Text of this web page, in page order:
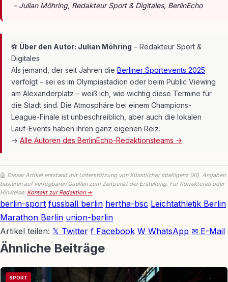
– Julian Möhring, Redakteur Sport & Digitales, BerlinEcho
⚽ Über den Autor: Julian Möhring – Redakteur Sport &
Digitales
Als jemand, der seit Jahren die Berliner Sportevents 2025
verfolgt – sei es im Olympiastadion oder beim Public Viewing
am Alexanderplatz – weiß ich, wie wichtig diese Termine für
die Stadt sind. Die Atmosphäre bei einem Champions-
League-Finale ist unbeschreiblich, aber auch die lokalen
Lauf-Events haben ihren ganz eigenen Reiz.
→ Alle Autoren des BerlinEcho-Redaktionsteams →
🤖 Dieser Artikel entstand mit Unterstützung von Künstlicher Intelligenz (KI). Angaben
basieren auf verfügbaren Quellen zum Zeitpunkt der Erstellung. Für Korrekturen oder
Hinweise: Kontakt zur Redaktion →
berlin-sport fussball berlin hertha-bsc Leichtathletik Berlin
Marathon Berlin union-berlin
Artikel teilen: 𝕏 Twitter f Facebook W WhatsApp ✉ E-Mail
Ähnliche Beiträge
SPORT